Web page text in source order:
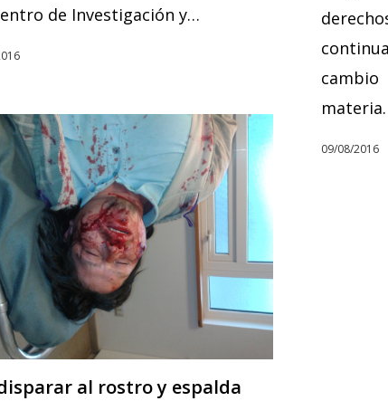
de Investigación y…
09/08/2016
al rostro y espalda